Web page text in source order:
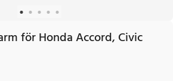
för Honda Accord, Civic